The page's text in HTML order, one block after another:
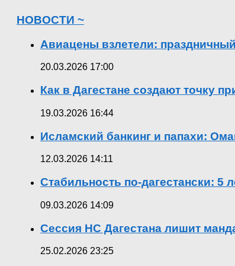
НОВОСТИ ~
Авиацены взлетели:
20.03.2026 17:00
Как в Дагестане создают точку
19.03.2026 16:44
Исламский банкинг и папахи:
12.03.2026 14:11
Стабильность по-дагестански: 5
09.03.2026 14:09
Сессия НС Дагестана лишит
25.02.2026 23:25